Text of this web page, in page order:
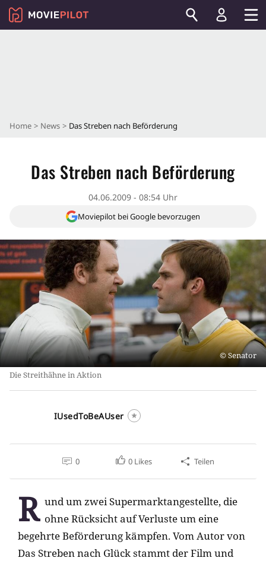
Home News Das Streben nach Beförderung
Das Streben nach Beförderung
04.06.2009 - 08:54 Uhr
Moviepilot bei Google bevorzugen
Senator
Die Streithähne in Aktion
IUsedToBeAUser
0 0 Likes Teilen
R und um zwei Supermarktangestellte, die
ohne Rücksicht auf Verluste um eine
begehrte Beförderung kämpfen. Vom Autor von
Das Streben nach Glück stammt der Film und